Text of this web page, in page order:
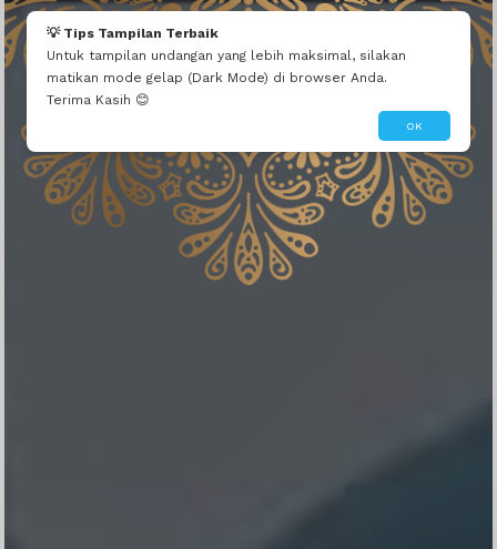
💡 Tips Tampilan Terbaik
Untuk tampilan undangan yang lebih maksimal, silakan
matikan mode gelap (Dark Mode) di browser Anda.
Terima Kasih 😊
OK